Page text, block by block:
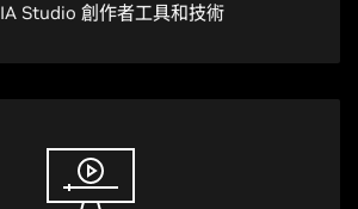
Studio 創作者工具和技術